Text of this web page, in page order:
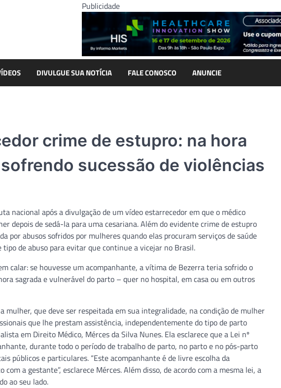
Publicidade
DIVULGUE SUA NOTÍCIA FALE CONOSCO ANUNCIE
crime de estupro: na hora
sucessão de violências
nacional após a divulgação de um vídeo estarrecedor em que o médico
depois de sedá-la para uma cesariana. Além do evidente crime de estupro
por abusos sofridos por mulheres quando elas procuram serviços de saúde
de abuso para evitar que continue a vicejar no Brasil.
calar: se houvesse um acompanhante, a vítima de Bezerra teria sofrido o
sagrada e vulnerável do parto – quer no hospital, em casa ou em outros
que deve ser respeitada em sua integralidade, na condição de mulher
que lhe prestam assistência, independentemente do tipo de parto
em Direito Médico, Mérces da Silva Nunes. Ela esclarece que a Lei nº
durante todo o período de trabalho de parto, no parto e no pós-parto
públicos e particulares. “Este acompanhante é de livre escolha da
a gestante”, esclarece Mérces. Além disso, de acordo com a mesma lei, a
ao seu lado.